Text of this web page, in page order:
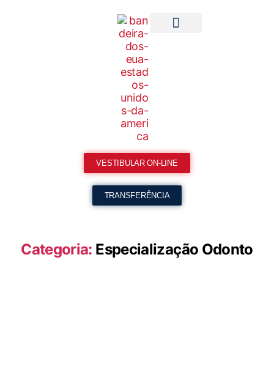
Meu Espaço
VESTIBULAR ON-LINE
TRANSFERÊNCIA
Categoria: Especialização Odonto